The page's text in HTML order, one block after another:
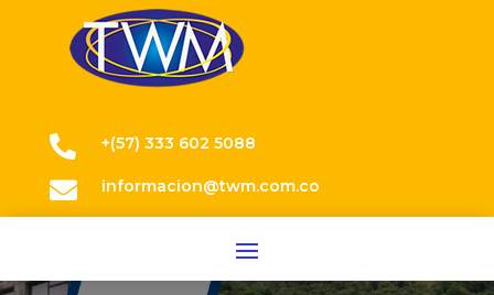
 +(57) 333 602 5088
 informacion@twm.com.co